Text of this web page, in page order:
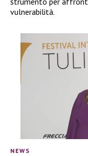
vulnerabilità.
NEWS